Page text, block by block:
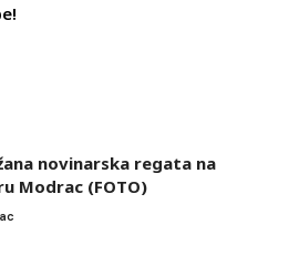
novinarska regata na
Modrac (FOTO)